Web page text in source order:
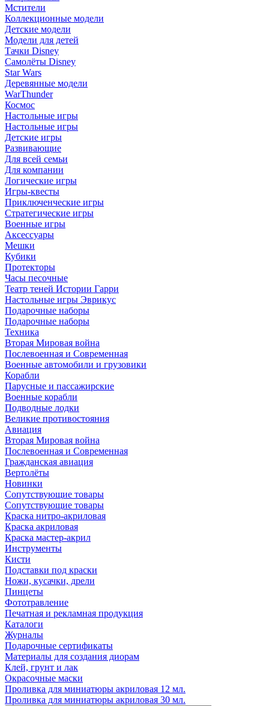
Мстители
Коллекционные модели
Детские модели
Модели для детей
Тачки Disney
Самолёты Disney
Star Wars
Деревянные модели
WarThunder
Космос
Настольные игры
Настольные игры
Детские игры
Развивающие
Для всей семьи
Для компании
Логические игры
Игры-квесты
Приключенческие игры
Стратегические игры
Военные игры
Аксессуары
Мешки
Кубики
Протекторы
Часы песочные
Театр теней Истории Гарри
Настольные игры Эврикус
Подарочные наборы
Подарочные наборы
Техника
Вторая Мировая война
Послевоенная и Современная
Военные автомобили и грузовики
Корабли
Парусные и пассажирские
Военные корабли
Подводные лодки
Великие противостояния
Авиация
Вторая Мировая война
Послевоенная и Современная
Гражданская авиация
Вертолёты
Новинки
Сопутствующие товары
Сопутствующие товары
Краска нитро-акриловая
Краска акриловая
Краска мастер-акрил
Инструменты
Кисти
Подставки под краски
Ножи, кусачки, дрели
Пинцеты
Фототравление
Печатная и рекламная продукция
Каталоги
Журналы
Подарочные сертификаты
Материалы для создания диорам
Клей, грунт и лак
Окрасочные маски
Проливка для миниатюры акриловая 12 мл.
Проливка для миниатюры акриловая 30 мл.